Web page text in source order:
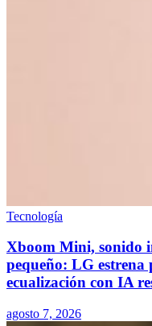
Tecnología
Xboom Mini, sonido
pequeño: LG estrena
ecualización con IA
agosto 7, 2026